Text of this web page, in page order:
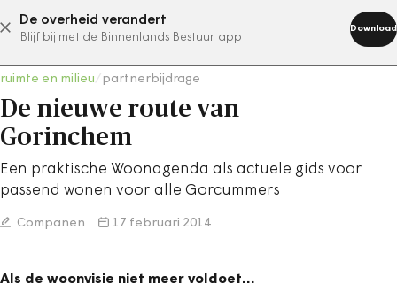
De overheid verandert
Blijf bij met de Binnenlands Bestuur app
Download
abonneer nu
ruimte en milieu partnerbijdrage
De nieuwe route van
Gorinchem
Een praktische Woonagenda als actuele gids voor
passend wonen voor alle Gorcummers
Companen 17 februari 2014
Als de woonvisie niet meer voldoet…